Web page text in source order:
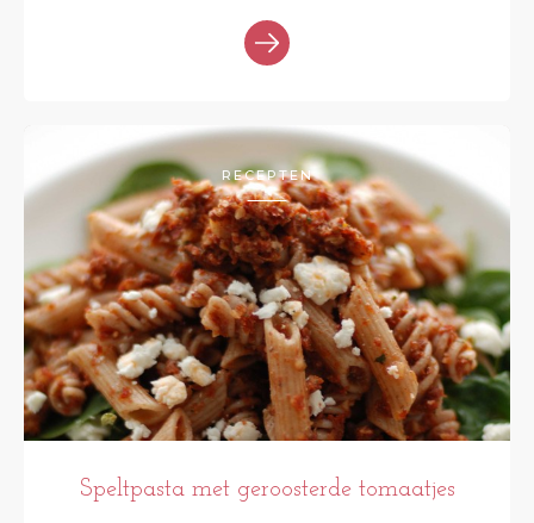
RECEPTEN
Speltpasta met geroosterde tomaatjes